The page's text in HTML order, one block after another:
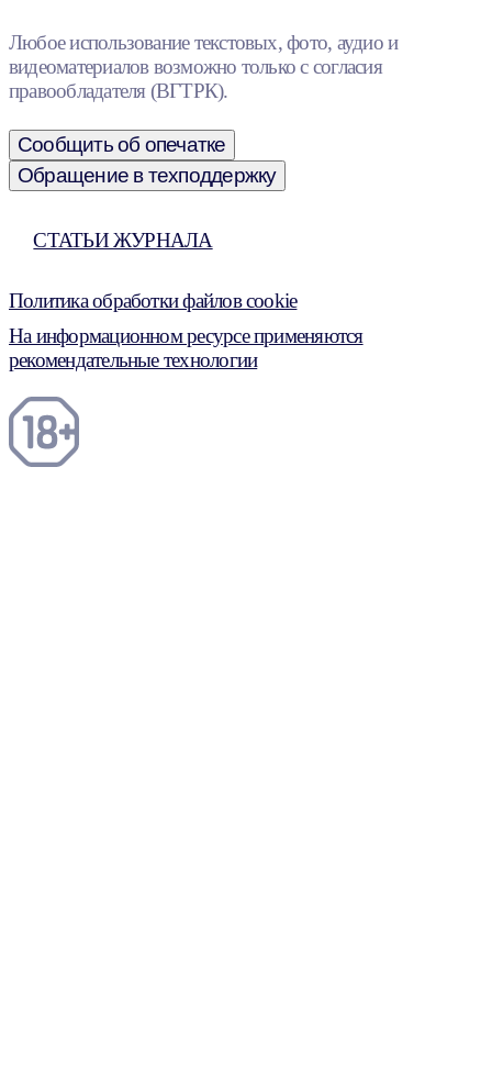
Любое использование текстовых, фото, аудио и
видеоматериалов возможно только с согласия
правообладателя (ВГТРК).
Сообщить об опечатке
Обращение в техподдержку
СТАТЬИ ЖУРНАЛА
Политика обработки файлов cookie
На информационном ресурсе применяются
рекомендательные технологии